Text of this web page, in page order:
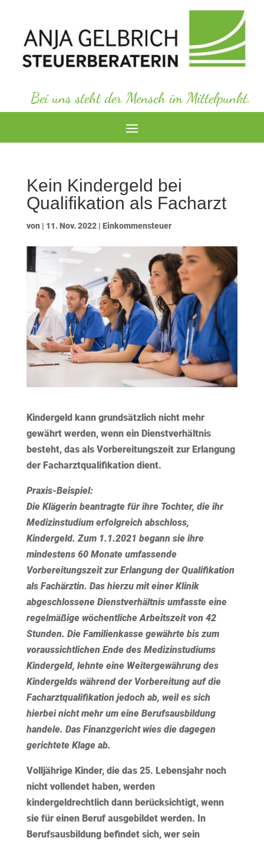
Bei uns steht der Mensch im Mittelpunkt.
Kein Kindergeld bei
Qualifikation als Facharzt
von | 11. Nov. 2022| Einkommensteuer
Kindergeld kann grundsätzlich nicht mehr
gewährt werden, wenn ein Dienstverhältnis
besteht, das als Vorbereitungszeit zur Erlangung
der Facharztqualifikation dient.
Praxis-Beispiel:
Die Klägerin beantragte für ihre Tochter, die ihr
Medizinstudium erfolgreich abschloss,
Kindergeld. Zum 1.1.2021 begann sie ihre
mindestens 60 Monate umfassende
Vorbereitungszeit zur Erlangung der Qualifikation
als Fachärztin. Das hierzu mit einer Klinik
abgeschlossene Dienstverhältnis umfasste eine
regelmäßige wöchentliche Arbeitszeit von 42
Stunden. Die Familienkasse gewährte bis zum
voraussichtlichen Ende des Medizinstudiums
Kindergeld, lehnte eine Weitergewährung des
Kindergelds während der Vorbereitung auf die
Facharztqualifikation jedoch ab, weil es sich
hierbei nicht mehr um eine Berufsausbildung
handele. Das Finanzgericht wies die dagegen
gerichtete Klage ab.
Volljährige Kinder, die das 25. Lebensjahr noch
nicht vollendet haben, werden
kindergeldrechtlich dann berücksichtigt, wenn
sie für einen Beruf ausgebildet werden. In
Berufsausbildung befindet sich, wer sein